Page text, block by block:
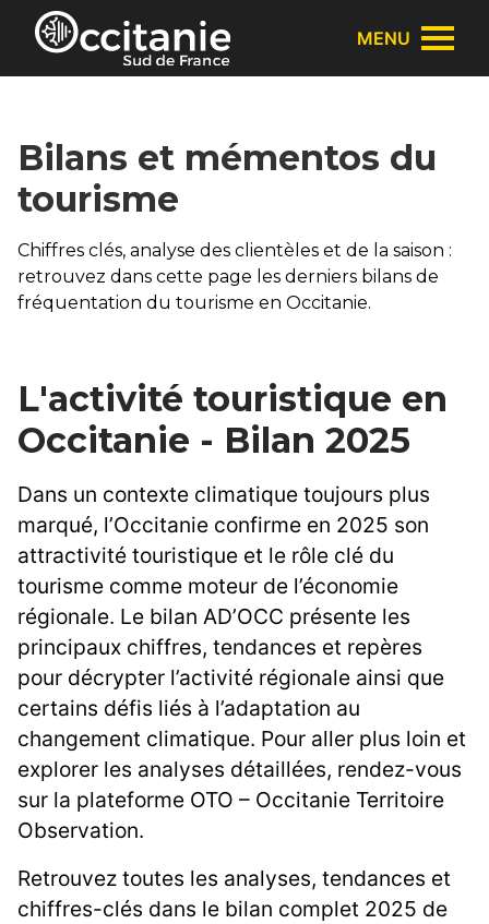
Panneau de gestion des cookies
MENU
Bilans et mémentos du
tourisme
Chiffres clés, analyse des clientèles et de la saison :
retrouvez dans cette page les derniers bilans de
fréquentation du tourisme en Occitanie.
L'activité touristique en
Occitanie - Bilan 2025
Dans un contexte climatique toujours plus
marqué, l’Occitanie confirme en 2025 son
attractivité touristique et le rôle clé du
tourisme comme moteur de l’économie
régionale. Le bilan AD’OCC présente les
principaux chiffres, tendances et repères
pour décrypter l’activité régionale ainsi que
certains défis liés à l’adaptation au
changement climatique. Pour aller plus loin et
explorer les analyses détaillées, rendez-vous
sur la plateforme OTO – Occitanie Territoire
Observation.
Retrouvez toutes les analyses, tendances et
chiffres-clés dans le bilan complet 2025 de